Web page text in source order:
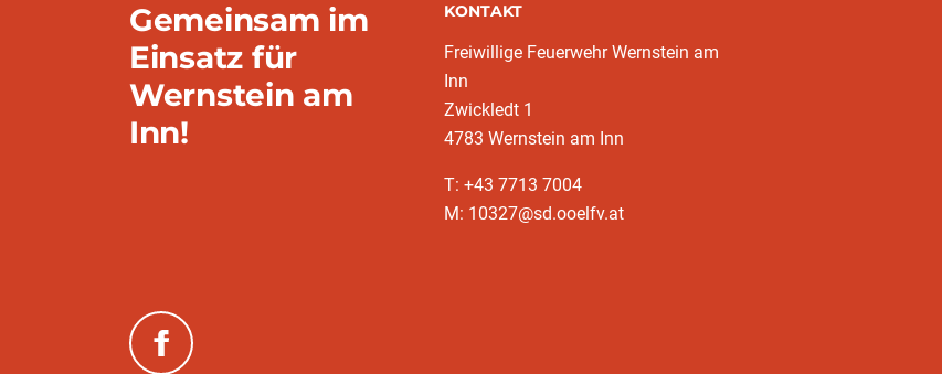
Gemeinsam im
Einsatz für
Wernstein am
Inn!
KONTAKT
Freiwillige Feuerwehr Wernstein am
Inn
Zwickledt 1
4783 Wernstein am Inn
T: +43 7713 7004
M: 10327@sd.ooelfv.at
(neues Fenster)